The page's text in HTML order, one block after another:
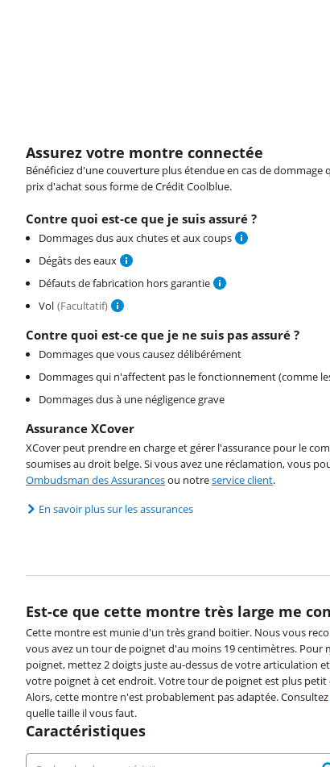
Assurez votre montre connectée
Bénéficiez d'une couverture plus étendue en cas de
prix d'achat sous forme de Crédit Coolblue.
Contre quoi est-ce que je suis assuré ?
Dommages dus aux chutes et aux coups
Dégâts des eaux
Défauts de fabrication hors garantie
Vol (Facultatif)
Contre quoi est-ce que je ne suis pas assuré ?
Dommages que vous causez délibérément
Dommages qui n'affectent pas le fonctionnement (comme
Dommages dus à une négligence grave
Assurance XCover
XCover peut prendre en charge et gérer l'assurance pour le
soumises au droit belge. Si vous avez une réclamation, vous
Ombudsman des Assurancesou notreservice client.
En savoir plus sur les assurances
Est-ce que cette montre très large me
Cette montre est munie d'un très grand boitier. Nous vous
vous avez un tour de poignet d'au moins 19 centimètres. Pour
poignet, mettez 2 doigts juste au-dessus de votre articulation
votre poignet à cet endroit. Votre tour de poignet est plus petit
Alors, cette montre n'est probablement pas adaptée. Consultez
quelle taille il vous faut.
Caractéristiques